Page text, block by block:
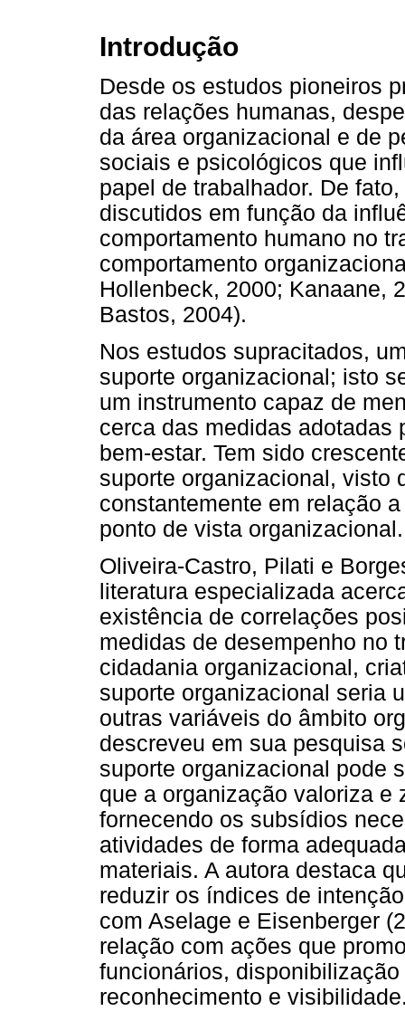
Introdução
Desde os estudos pioneiros
das relações humanas,
da área organizacional e de
sociais e psicológicos que
papel de trabalhador. De
discutidos em função da
comportamento humano no
comportamento
Hollenbeck, 2000; Kanaane,
Bastos, 2004).
Nos estudos supracitados,
suporte organizacional; isto
um instrumento capaz de
cerca das medidas adotadas
bem-estar. Tem sido
suporte organizacional, visto
constantemente em relação
ponto de vista organizacional.
Oliveira-Castro, Pilati e
literatura especializada
existência de correlações
medidas de desempenho no
cidadania organizacional,
suporte organizacional seria
outras variáveis do âmbito
descreveu em sua pesquisa
suporte organizacional pode
que a organização valoriza e
fornecendo os subsídios
atividades de forma
materiais. A autora destaca
reduzir os índices de
com Aselage e Eisenberger
relação com ações que
funcionários,
reconhecimento e